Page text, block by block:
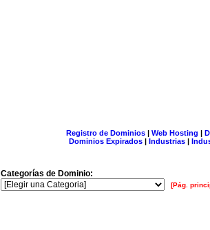
Registro de Dominios| Web Hosting |
Dominios Expirados | Industrias |
Categorías de Dominio:
[Pág.